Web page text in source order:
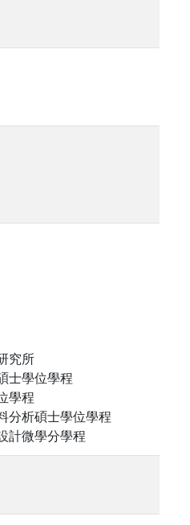
究所
士學位學程
學程
分析碩士學位學程
計微學分學程